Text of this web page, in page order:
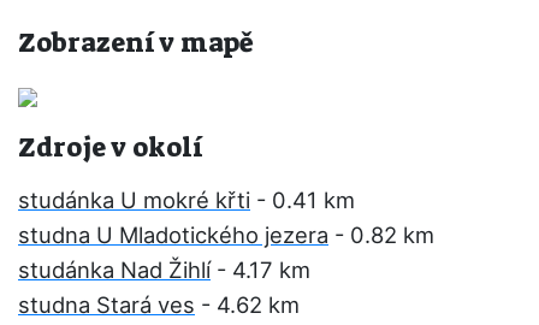
Zobrazení v mapě
Zdroje v okolí
studánka U mokré křti - 0.41 km
studna U Mladotického jezera - 0.82 km
studánka Nad Žihlí- 4.17 km
studna Stará ves - 4.62 km